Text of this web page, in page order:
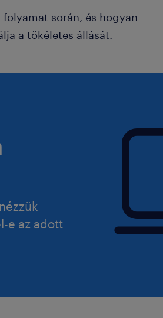
során, és hogyan
a tökéletes állását.
e az adott